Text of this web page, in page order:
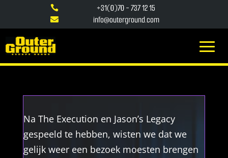
 +31(0)70 - 737 12 15
 info@outerground.com
Na The Execution en Jason’s Legacy
gespeeld te hebben, wisten we dat we
gelijk weer een bezoek moesten brengen